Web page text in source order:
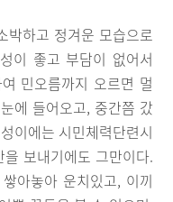
박하고 정겨운 모습으로
이 좋고 부담이 없어서
민오름까지 오르면 멀
에 들어오고, 중간쯤 갔
이에는 시민체력단련시
보내기에도 그만이다.
아놓아 운치있고, 이끼